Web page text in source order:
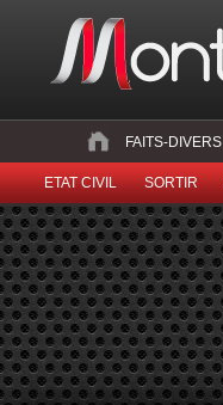
FAITS-DIVERS
ETAT CIVIL SORTIR